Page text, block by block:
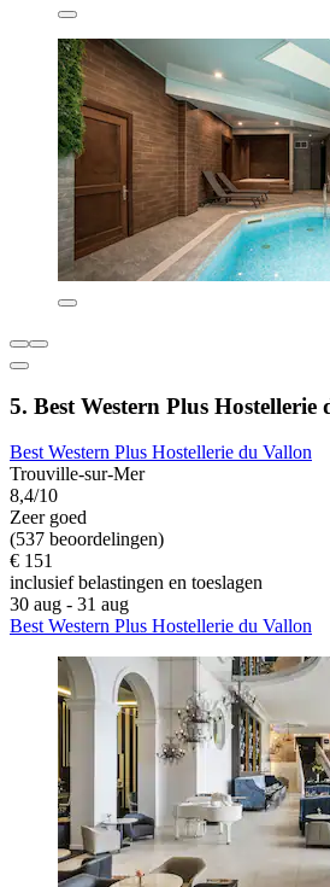
5. Best Western Plus Hostellerie
Best Western Plus Hostellerie du Vallon
Trouville-sur-Mer
8,4/10
Zeer goed
(537 beoordelingen)
€ 151
inclusief belastingen en toeslagen
30 aug - 31 aug
Best Western Plus Hostellerie du Vallon